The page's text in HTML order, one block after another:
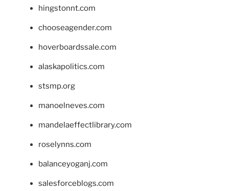
hingstonnt.com
chooseagender.com
hoverboardssale.com
alaskapolitics.com
stsmp.org
manoelneves.com
mandelaeffectlibrary.com
roselynns.com
balanceyoganj.com
salesforceblogs.com